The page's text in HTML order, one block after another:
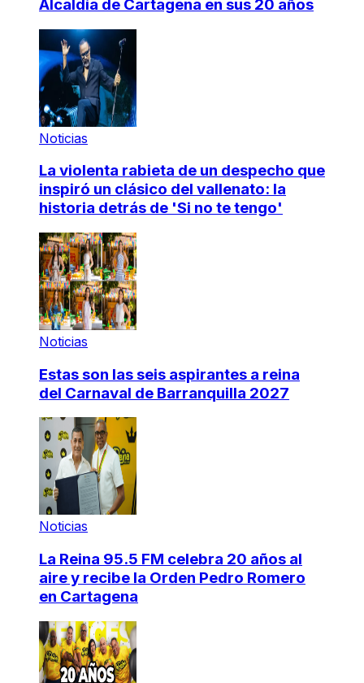
Alcaldía de Cartagena en sus 20 años
Noticias
La violenta rabieta de un despecho que
inspiró un clásico del vallenato: la
historia detrás de 'Si no te tengo'
Noticias
Estas son las seis aspirantes a reina
del Carnaval de Barranquilla 2027
Noticias
La Reina 95.5 FM celebra 20 años al
aire y recibe la Orden Pedro Romero
en Cartagena